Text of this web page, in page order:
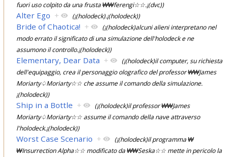
fuori uso colpito da una frusta ₩₩ferengi☆☆.¡(dvc))
Alter Ego + (¡(holodeck).¡(holodeck))
Bride of Chaotica! +
(¡(holodeck)alcuni alieni interpretano nel
modo errato il significato di una simulazione dell'holodeck e ne
assumono il controllo.¡(holodeck))
Elementary, Dear Data +
(¡(holodeck)il computer, su richiesta
dell'equipaggio, crea il personaggio olografico del professor ₩₩James
Moriarty♤Moriarty☆☆ che assume il comando della simulazione.
¡(holodeck))
Ship in a Bottle +
(¡(holodeck)il professor ₩₩James
Moriarty♤Moriarty☆☆ assume il comando della nave attraverso
l'holodeck.¡(holodeck))
Worst Case Scenario +
(¡(holodeck)il programma ₩
₩Insurrection Alpha☆☆ modificato da ₩₩Seska☆☆ mette in pericolo la